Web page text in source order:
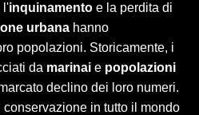
l'inquinamento e la perdita di
urbana hanno
popolazioni. Storicamente, i
da marinai e popolazioni
declino dei loro numeri.
in tutto il mondo